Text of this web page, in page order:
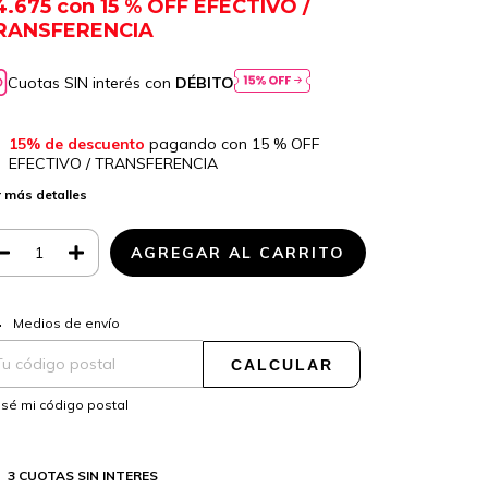
con 15 % OFF EFECTIVO /
Cuotas SIN interés con DÉBITO
15% de descuento pagando con 15 % OFF
EFECTIVO / TRANSFERENCIA
más detalles
para el CP:
Medios de envío
CALCULAR
sé mi código postal
3 CUOTAS SIN INTERES